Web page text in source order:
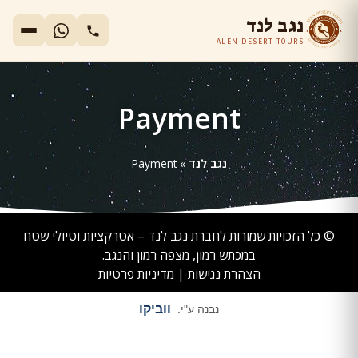
נגב לנד
ALEN DESERT TOURS
Payment
נגב לנד »
Payment
© כל הזכויות שמורות לחברת נגב לנד – אטרקציות וטיולי שטח
במכתש רמון, מצפה רמון והנגב.
הצהרת נגישות | מדיניות פרטיות
נבנה ע"י: ווביקו